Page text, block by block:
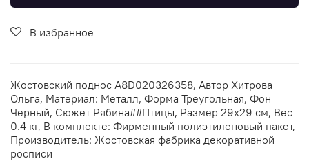
В избранное
Жостовский поднос A8D020326358, Автор Хитрова
Ольга, Материал: Металл, Форма Треугольная, Фон
Черный, Сюжет Рябина##Птицы, Размер 29х29 см, Вес
0.4 кг, В комплекте: Фирменный полиэтиленовый пакет,
Производитель: Жостовская фабрика декоративной
росписи